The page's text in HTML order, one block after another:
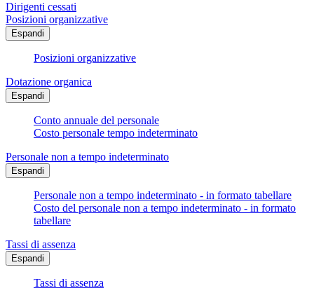
Dirigenti cessati
Posizioni organizzative
Espandi
Posizioni organizzative
Dotazione organica
Espandi
Conto annuale del personale
Costo personale tempo indeterminato
Personale non a tempo indeterminato
Espandi
Personale non a tempo indeterminato - in formato tabellare
Costo del personale non a tempo indeterminato - in formato
tabellare
Tassi di assenza
Espandi
Tassi di assenza